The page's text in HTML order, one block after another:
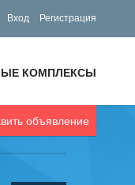
Вход Регистрация
КОМПЛЕКСЫ
объявление